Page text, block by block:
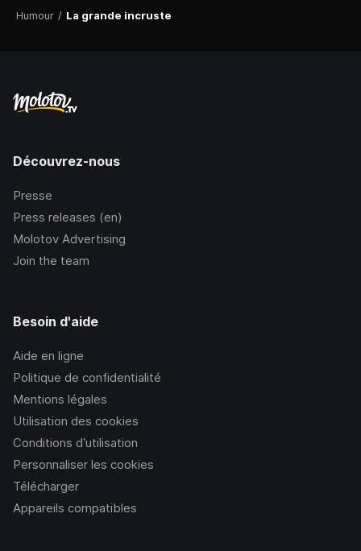
Humour / La grande incruste
Découvrez-nous
Presse
Press releases (en)
Molotov Advertising
Join the team
Besoin d'aide
Aide en ligne
Politique de confidentialité
Mentions légales
Utilisation des cookies
Conditions d’utilisation
Personnaliser les cookies
Télécharger
Appareils compatibles